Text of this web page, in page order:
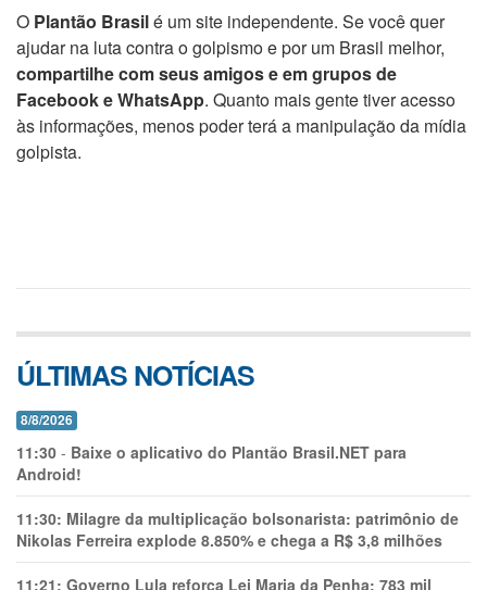
O Plantão Brasilé um site independente. Se você quer
ajudar na luta contra o golpismo e por um Brasil melhor,
compartilhe com seus amigos e em grupos de
Facebook e WhatsApp. Quanto mais gente tiver acesso
às informações, menos poder terá a manipulação da mídia
golpista.
ÚLTIMAS NOTÍCIAS
8/8/2026
11:30 - Baixe o aplicativo do Plantão Brasil.NET para
Android!
11:30: Milagre da multiplicação bolsonarista: patrimônio de
Nikolas Ferreira explode 8.850% e chega a R$ 3,8 milhões
11:21: Governo Lula reforça Lei Maria da Penha: 783 mil